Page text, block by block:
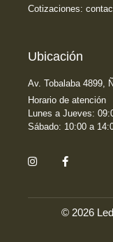
Cotizaciones:
Ubicación
Av. Tobalaba 4899,
Horario de atención
Lunes a Jueves:
Sábado: 10:00 a
© 2026